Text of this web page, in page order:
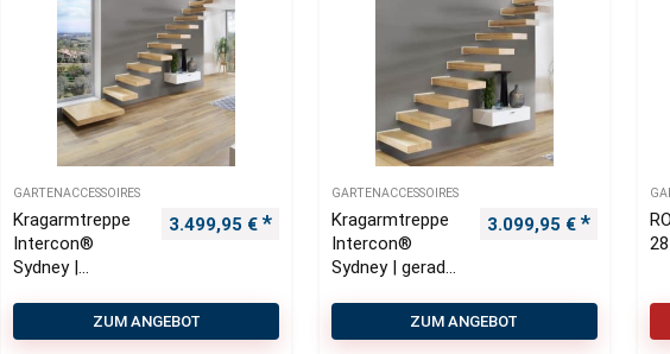
GARTENACCESSOIRES
Kragarmtreppe
Intercon®
Sydney |
3.499,95 €
ZUM ANGEBOT
GARTENACCESSOIRES
Kragarmtreppe
Intercon®
Sydney | gerader
3.099,95 €
ZUM ANGEBOT